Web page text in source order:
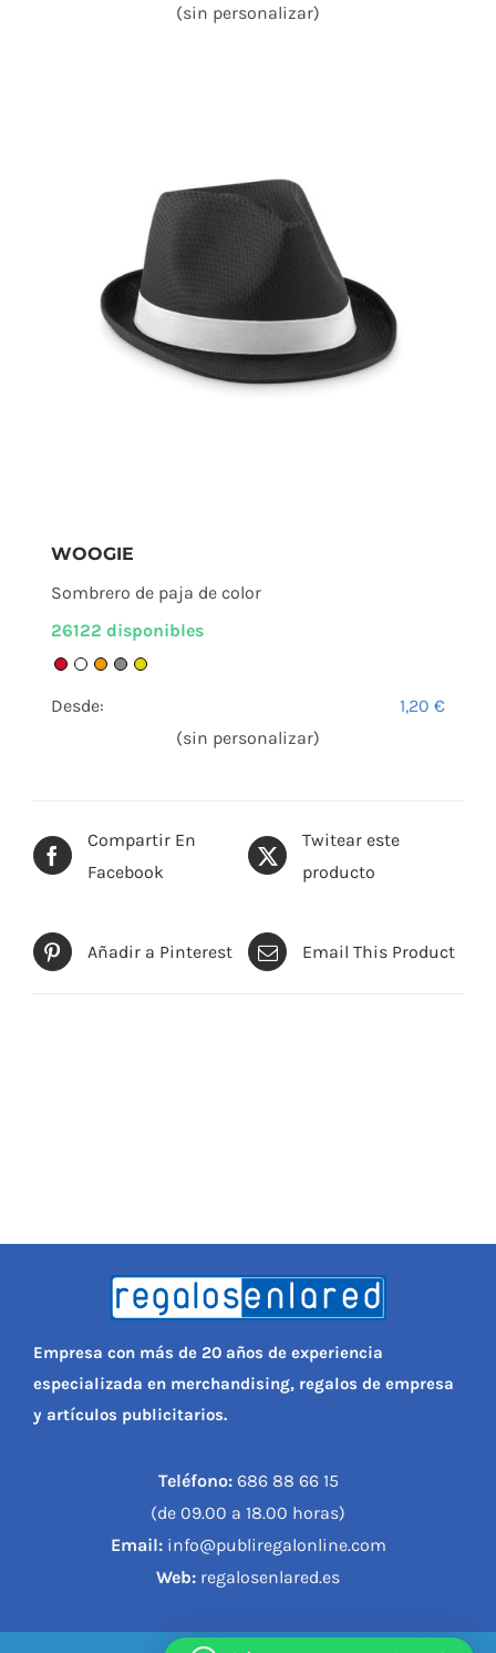
Compartir En
Facebook
Twitear este
producto
Añadir a Pinterest Email This Product
(sin personalizar)
WOOGIE
Sombrero de paja de color
26122 disponibles
Desde: 1,20€
(sin personalizar)
Empresa con más de 20 años de experiencia
especializada en merchandising, regalos de empresa
y artículos publicitarios.
Teléfono:686 88 66 15
(de 09.00 a 18.00 horas)
Email:info@publiregalonline.com
Web: regalosenlared.es